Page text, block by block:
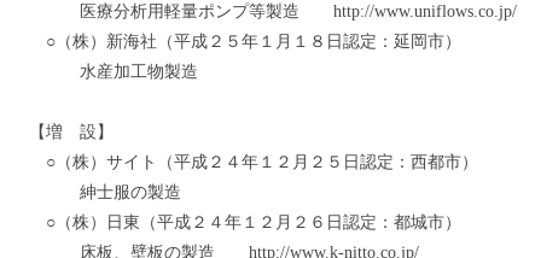
医療分析用軽量ポンプ等製造 http://www.uniflows.co.jp/
○（株）新海社（平成２５年１月１８日認定：延岡市）
水産加工物製造
【増 設】
○（株）サイト（平成２４年１２月２５日認定：西都市）
紳士服の製造
○（株）日東（平成２４年１２月２６日認定：都城市）
床板、壁板の製造 http://www.k-nitto.co.jp/